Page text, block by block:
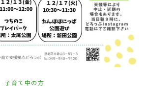
子育て中の方